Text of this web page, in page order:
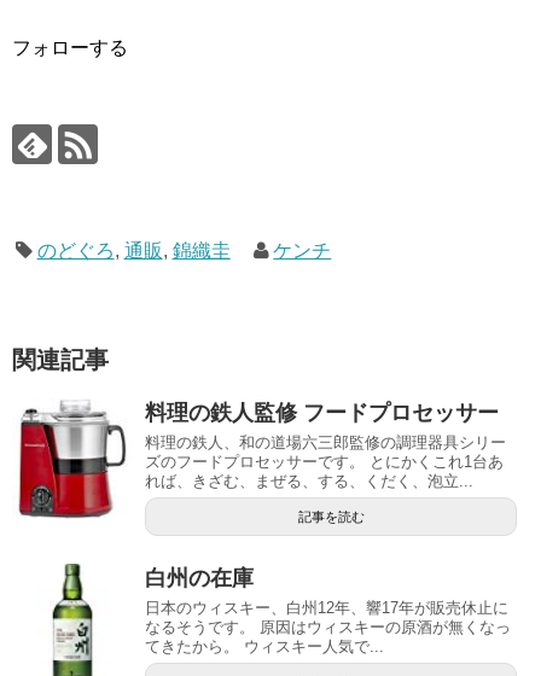
フォローする
のどぐろ, 通販, 錦織圭 ケンチ
関連記事
料理の鉄人監修 フードプロセッサー
料理の鉄人、和の道場六三郎監修の調理器具シリー
ズのフードプロセッサーです。 とにかくこれ1台あ
れば、きざむ、まぜる、する、くだく、泡立...
記事を読む
白州の在庫
日本のウィスキー、白州12年、響17年が販売休止に
なるそうです。 原因はウィスキーの原酒が無くなっ
てきたから。 ウィスキー人気で...